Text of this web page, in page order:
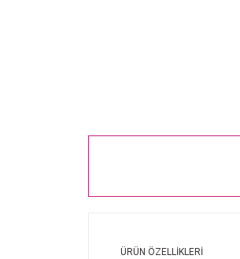
ÜRÜN ÖZELLİKLERİ